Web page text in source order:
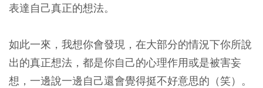
表達自己真正的想法。
如此一來，我想你會發現，在大部分的情況下你所說
出的真正想法，都是你自己的心理作用或是被害妄
想，一邊說一邊自己還會覺得挺不好意思的（笑）。